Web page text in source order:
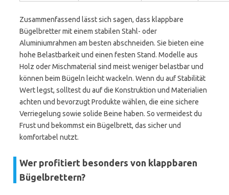
Zusammenfassend lässt sich sagen, dass klappbare
Bügelbretter mit einem stabilen Stahl- oder
Aluminiumrahmen am besten abschneiden. Sie bieten eine
hohe Belastbarkeit und einen festen Stand. Modelle aus
Holz oder Mischmaterial sind meist weniger belastbar und
können beim Bügeln leicht wackeln. Wenn du auf Stabilität
Wert legst, solltest du auf die Konstruktion und Materialien
achten und bevorzugt Produkte wählen, die eine sichere
Verriegelung sowie solide Beine haben. So vermeidest du
Frust und bekommst ein Bügelbrett, das sicher und
komfortabel nutzt.
Wer profitiert besonders von klappbaren
Bügelbrettern?